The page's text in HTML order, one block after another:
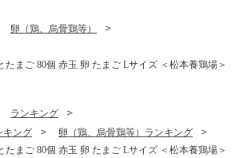
物 魚介
つけ
海鮮
卵（鶏、烏骨鶏等）
たまご 80個 赤玉 卵 たまご Lサイズ ＜松本養鶏場＞
ランキング
キング
卵（鶏、烏骨鶏等）ランキング
たまご 80個 赤玉 卵 たまご Lサイズ ＜松本養鶏場＞